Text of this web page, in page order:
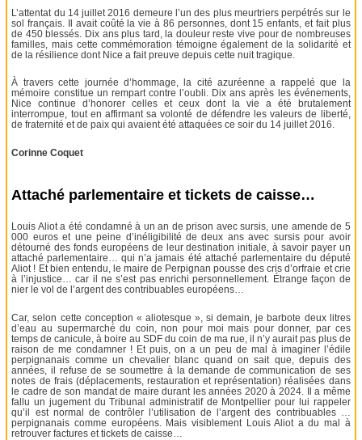
L’attentat du 14 juillet 2016 demeure l’un des plus meurtriers perpétrés sur le
sol français. Il avait coûté la vie à 86 personnes, dont 15 enfants, et fait plus
de 450 blessés. Dix ans plus tard, la douleur reste vive pour de nombreuses
familles, mais cette commémoration témoigne également de la solidarité et
de la résilience dont Nice a fait preuve depuis cette nuit tragique.
À travers cette journée d’hommage, la cité azuréenne a rappelé que la
mémoire constitue un rempart contre l’oubli. Dix ans après les événements,
Nice continue d’honorer celles et ceux dont la vie a été brutalement
interrompue, tout en affirmant sa volonté de défendre les valeurs de liberté,
de fraternité et de paix qui avaient été attaquées ce soir du 14 juillet 2016.
Corinne Coquet
Attaché parlementaire et tickets de caisse…
Louis Aliot a été condamné à un an de prison avec sursis, une amende de 5
000 euros et une peine d’inéligibilité de deux ans avec sursis pour avoir
détourné des fonds européens de leur destination initiale, à savoir payer un
attaché parlementaire… qui n’a jamais été attaché parlementaire du député
Aliot ! Et bien entendu, le maire de Perpignan pousse des cris d’orfraie et crie
à l’injustice… car il ne s’est pas enrichi personnellement. Étrange façon de
nier le vol de l’argent des contribuables européens…
Car, selon cette conception « aliotesque », si demain, je barbote deux litres
d’eau au supermarché du coin, non pour moi mais pour donner, par ces
temps de canicule, à boire au SDF du coin de ma rue, il n’y aurait pas plus de
raison de me condamner ! Et puis, on a un peu de mal à imaginer l’édile
perpignanais comme un chevalier blanc quand on sait que, depuis des
années, il refuse de se soumettre à la demande de communication de ses
notes de frais (déplacements, restauration et représentation) réalisées dans
le cadre de son mandat de maire durant les années 2020 à 2024. Il a même
fallu un jugement du Tribunal administratif de Montpellier pour lui rappeler
qu’il est normal de contrôler l’utilisation de l’argent des contribuables …
perpignanais comme européens. Mais visiblement Louis Aliot a du mal à
retrouver factures et tickets de caisse…